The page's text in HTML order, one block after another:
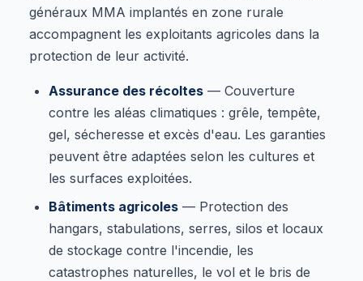
généraux MMA implantés en zone rurale
accompagnent les exploitants agricoles dans la
protection de leur activité.
Assurance des récoltes — Couverture
contre les aléas climatiques : grêle, tempête,
gel, sécheresse et excès d'eau. Les garanties
peuvent être adaptées selon les cultures et
les surfaces exploitées.
Bâtiments agricoles — Protection des
hangars, stabulations, serres, silos et locaux
de stockage contre l'incendie, les
catastrophes naturelles, le vol et le bris de